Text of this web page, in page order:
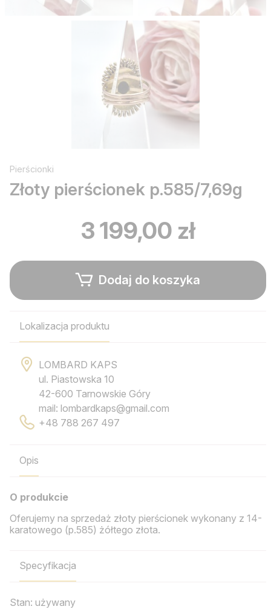
Pierścionki
Złoty pierścionek p.585/7,69g
3 199,00 zł
Dodaj do koszyka
Lokalizacja produktu
LOMBARD KAPS
ul. Piastowska 10
42-600 Tarnowskie Góry
mail: lombardkaps@gmail.com
+48 788 267 497
Opis
O produkcie
Oferujemy na sprzedaż złoty pierścionek wykonany z 14-
karatowego (p.585) żółtego złota.
Specyfikacja
Stan: używany